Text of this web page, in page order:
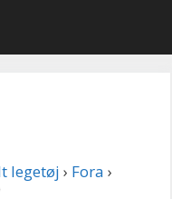
legetøj › Fora ›